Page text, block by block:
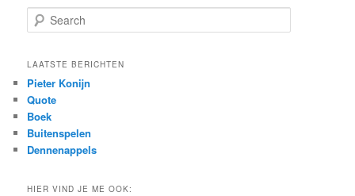
e
r
h
LAATSTE BERICHTEN
Pieter Konijn
Quote
Boek
Buitenspelen
Dennenappels
HIER VIND JE ME OOK: